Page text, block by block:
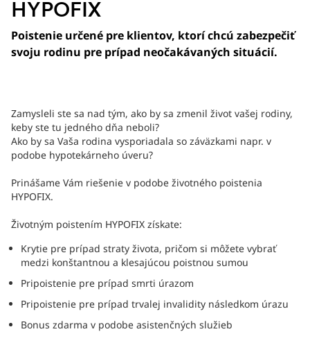
HYPOFIX
Poistenie určené pre klientov, ktorí chcú zabezpečiť
svoju rodinu pre prípad neočakávaných situácií.
Zamysleli ste sa nad tým, ako by sa zmenil život vašej rodiny,
keby ste tu jedného dňa neboli?
Ako by sa Vaša rodina vysporiadala so záväzkami napr. v
podobe hypotekárneho úveru?
Prinášame Vám riešenie v podobe životného poistenia
HYPOFIX.
Životným poistením HYPOFIX získate:
Krytie pre prípad straty života, pričom si môžete vybrať
medzi konštantnou a klesajúcou poistnou sumou
Pripoistenie pre prípad smrti úrazom
Pripoistenie pre prípad trvalej invalidity následkom úrazu
Bonus zdarma v podobe asistenčných služieb